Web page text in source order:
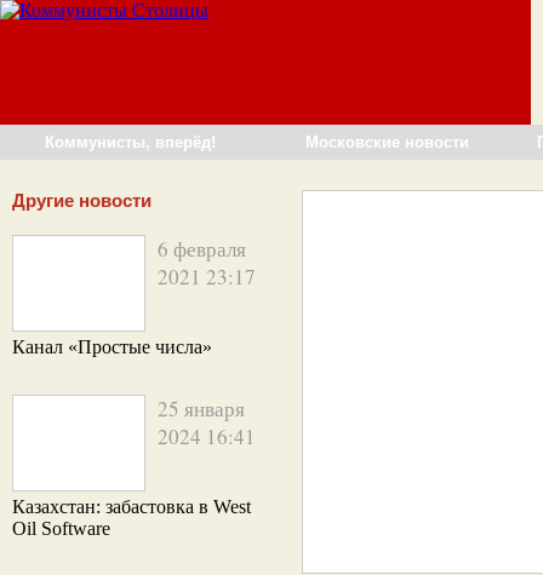
Коммунисты, вперёд! Московские новости
Другие новости
6 февраля
2021 23:17
Канал «Простые числа»
25 января
2024 16:41
Казахстан: забастовка в West
Oil Software